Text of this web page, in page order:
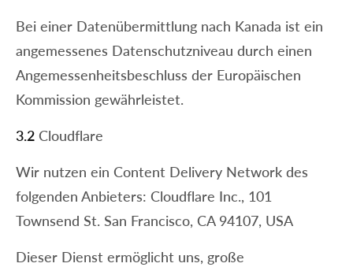
Bei einer Datenübermittlung nach Kanada ist ein
angemessenes Datenschutzniveau durch einen
Angemessenheitsbeschluss der Europäischen
Kommission gewährleistet.
3.2 Cloudflare
Wir nutzen ein Content Delivery Network des
folgenden Anbieters: Cloudflare Inc., 101
Townsend St. San Francisco, CA 94107, USA
Dieser Dienst ermöglicht uns, große